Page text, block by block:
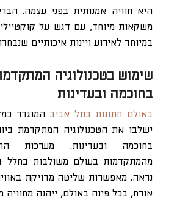
היא חוויה אמנותית בפני עצמה.
משקאות מיוחד, עם דגש על
במיוחד לאירוע ויינות איכותיים
שימוש בטכנולוגיה
בחוכמה ובעדינות
באולם חתונות בתל אביב המוגדר
ישלבו את הטכנולוגיה המתקדמת
בחוכמה ובעדינות. מערכות
מהמתקדמות בעולם משולבות בחלל
נראה, מאפשרות שליטה מדויקת
אורח, בכל פינה באולם, ייהנה מחוויה